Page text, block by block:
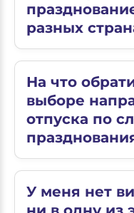
разных
На что
выборе
отпуска по
У меня нет